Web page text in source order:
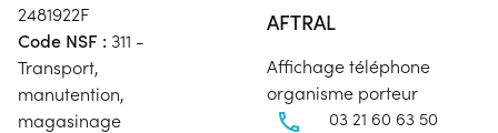
2481922F
Code NSF : 311 -
Transport,
manutention,
magasinage
AFTRAL
Affichage téléphone
organisme porteur
03 21 60 63 50